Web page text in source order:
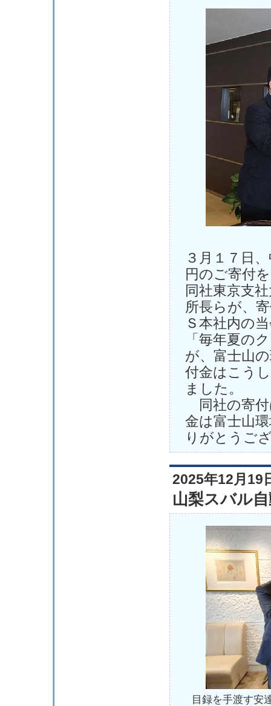
３月１７日
円のご寄付
同社東京支
所長らが、
Ｓ本社内の
「毎年夏の
が、富士山
付金はこう
ました。
同社の寄付
金は富士山
りがとうご
2025年12月19
山梨スバル
目録を手渡す安